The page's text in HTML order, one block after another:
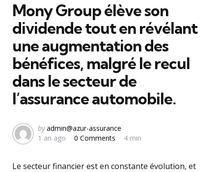
Mony Group élève son
dividende tout en révélant
une augmentation des
bénéfices, malgré le recul
dans le secteur de
l’assurance automobile.
Posted
by
by admin@azur-assurance
1 an ago
0 Comments 4 min
Le secteur financier est en constante évolution, et